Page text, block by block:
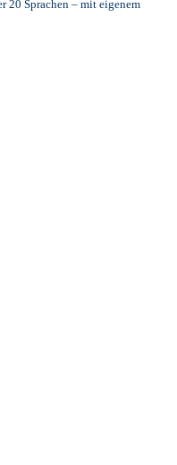
20 Sprachen – mit eigenem